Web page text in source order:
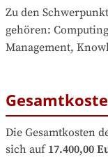
Zu den
gehören:
Management,
Die Gesamtkosten
sich auf 17.400,00